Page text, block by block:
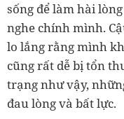
sống để làm hài
nghe chính mình.
lo lắng rằng mình
cũng rất dễ bị tổn
trạng như vậy,
đau lòng và bất lực.